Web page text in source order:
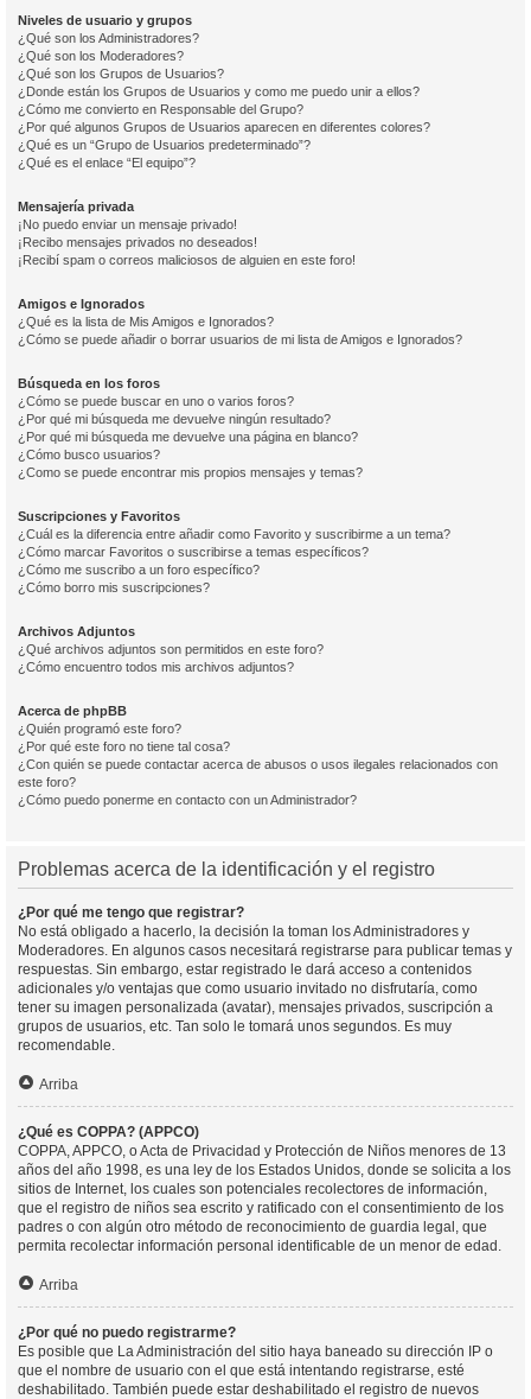
Niveles de usuario y grupos
¿Qué son los Administradores?
¿Qué son los Moderadores?
¿Qué son los Grupos de Usuarios?
¿Donde están los Grupos de Usuarios y como me puedo unir a ellos?
¿Cómo me convierto en Responsable del Grupo?
¿Por qué algunos Grupos de Usuarios aparecen en diferentes colores?
¿Qué es un “Grupo de Usuarios predeterminado”?
¿Qué es el enlace “El equipo”?
Mensajería privada
¡No puedo enviar un mensaje privado!
¡Recibo mensajes privados no deseados!
¡Recibí spam o correos maliciosos de alguien en este foro!
Amigos e Ignorados
¿Qué es la lista de Mis Amigos e Ignorados?
¿Cómo se puede añadir o borrar usuarios de mi lista de Amigos e Ignorados?
Búsqueda en los foros
¿Cómo se puede buscar en uno o varios foros?
¿Por qué mi búsqueda me devuelve ningún resultado?
¿Por qué mi búsqueda me devuelve una página en blanco?
¿Cómo busco usuarios?
¿Como se puede encontrar mis propios mensajes y temas?
Suscripciones y Favoritos
¿Cuál es la diferencia entre añadir como Favorito y suscribirme a un tema?
¿Cómo marcar Favoritos o suscribirse a temas específicos?
¿Cómo me suscribo a un foro específico?
¿Cómo borro mis suscripciones?
Archivos Adjuntos
¿Qué archivos adjuntos son permitidos en este foro?
¿Cómo encuentro todos mis archivos adjuntos?
Acerca de phpBB
¿Quién programó este foro?
¿Por qué este foro no tiene tal cosa?
¿Con quién se puede contactar acerca de abusos o usos ilegales relacionados con
este foro?
¿Cómo puedo ponerme en contacto con un Administrador?
Problemas acerca de la identificación y el registro
¿Por qué me tengo que registrar?
No está obligado a hacerlo, la decisión la toman los Administradores y
Moderadores. En algunos casos necesitará registrarse para publicar temas y
respuestas. Sin embargo, estar registrado le dará acceso a contenidos
adicionales y/o ventajas que como usuario invitado no disfrutaría, como
tener su imagen personalizada (avatar), mensajes privados, suscripción a
grupos de usuarios, etc. Tan solo le tomará unos segundos. Es muy
recomendable.
Arriba
¿Qué es COPPA? (APPCO)
COPPA, APPCO, o Acta de Privacidad y Protección de Niños menores de 13
años del año 1998, es una ley de los Estados Unidos, donde se solicita a los
sitios de Internet, los cuales son potenciales recolectores de información,
que el registro de niños sea escrito y ratificado con el consentimiento de los
padres o con algún otro método de reconocimiento de guardia legal, que
permita recolectar información personal identificable de un menor de edad.
Arriba
¿Por qué no puedo registrarme?
Es posible que La Administración del sitio haya baneado su dirección IP o
que el nombre de usuario con el que está intentando registrarse, esté
deshabilitado. También puede estar deshabilitado el registro de nuevos